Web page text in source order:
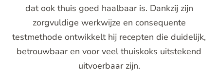
dat ook thuis goed haalbaar is. Dankzij zijn
zorgvuldige werkwijze en consequente
testmethode ontwikkelt hij recepten die duidelijk,
betrouwbaar en voor veel thuiskoks uitstekend
uitvoerbaar zijn.